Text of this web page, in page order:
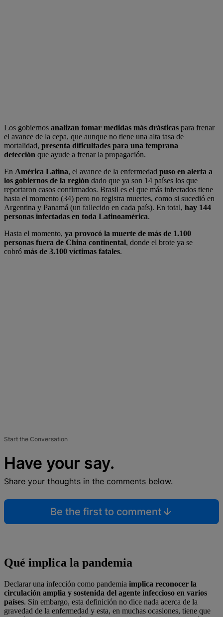
Los gobiernos analizan tomar medidas más drásticas para frenar
el avance de la cepa, que aunque no tiene una alta tasa de
mortalidad, presenta dificultades para una temprana
detección que ayude a frenar la propagación.
En América Latina, el avance de la enfermedad puso en alerta a
los gobiernos de la región dado que ya son 14 países los que
reportaron casos confirmados. Brasil es el que más infectados tiene
hasta el momento (34) pero no registra muertes, como si sucedió en
Argentina y Panamá (un fallecido en cada país). En total, hay 144
personas infectadas en toda Latinoamérica.
Hasta el momento, ya provocó la muerte de más de 1.100
personas fuera de China continental, donde el brote ya se
cobró más de 3.100 víctimas fatales.
Start the Conversation
Have your say.
Share your thoughts in the comments below.
Be the first to comment
Qué implica la pandemia
Declarar una infección como pandemia implica reconocer la
circulación amplia y sostenida del agente infeccioso en varios
países. Sin embargo, esta definición no dice nada acerca de la
gravedad de la enfermedad y esta, en muchas ocasiones, tiene que